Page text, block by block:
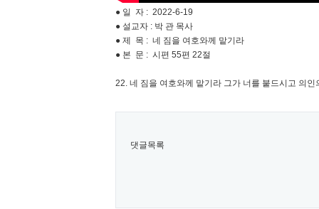
● 일 자 : 2022-6-19
● 설교자 : 박 관 목사
● 제 목 : 네 짐을 여호와께 맡기라
● 본 문 : 시편 55편 22절
22. 네 짐을 여호와께 맡기라 그가 너를 붙드시고 의
댓글목록